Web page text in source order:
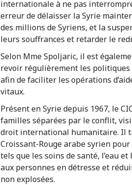
internationale à ne pas
erreur de délaisser la Syrie
des millions de Syriens, et la
leurs souffrances et retarder le
Selon Mme Spoljaric, il est
revoir régulièrement les
afin de faciliter les opérations
vitaux.
Présent en Syrie depuis 1967, le
familles séparées par le conflit,
droit international humanitaire. Il
Croissant-Rouge arabe syrien
tels que les soins de santé, l’eau
aux personnes en détresse et
non explosées.